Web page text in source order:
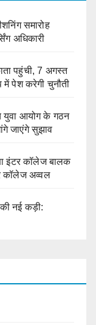
समारोह
अधिकारी
पहुंची, 7 अगस्त
पेश करेगी चुनौती
युवा आयोग के गठन
जाएंगे सुझाव
इंटर कॉलेज बालक
कॉलेज अव्वल
की नई कड़ी: